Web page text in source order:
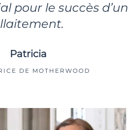
pour le succès d’un
Patricia
DE MOTHERWOOD